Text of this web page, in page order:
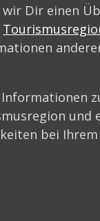
Dir einen
und
bei